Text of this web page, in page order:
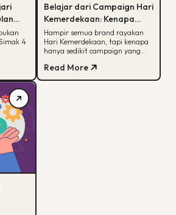
4
Belajar dari Campaign Hari
Kemerdekaan: Kenapa
Hanya Sedikit yang Benar-
Benar Diingat?
Hampir semua brand rayakan
Hari Kemerdekaan, tapi kenapa
hanya sedikit campaign yang
untuk bikin campaign yang
bermakna.
Read More